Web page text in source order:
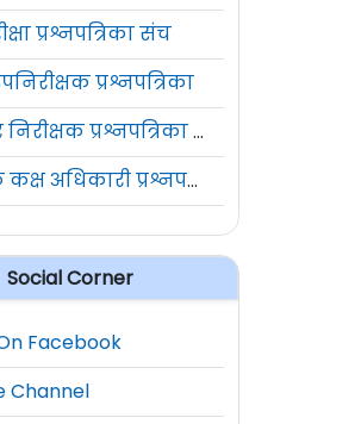
प्रश्नपत्रिका संच
प्रश्नपत्रिका
विक्रीकर निरीक्षक प्रश्नपत्रिका संच
सहाय्यक कक्ष अधिकारी प्रश्नपत्रिका संच
Social Corner
Facebook
Channel